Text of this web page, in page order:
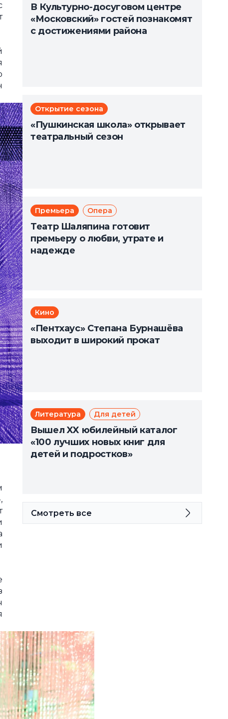
В Культурно-досуговом центре
«Московский» гостей познакомят
с достижениями района
Открытие сезона
«Пушкинская школа» открывает
театральный сезон
Премьера Опера
Театр Шаляпина готовит
премьеру о любви, утрате и
надежде
Кино
«Пентхаус» Степана Бурнашёва
выходит в широкий прокат
Литература Для детей
Вышел XX юбилейный каталог
«100 лучших новых книг для
детей и подростков»
Смотреть все